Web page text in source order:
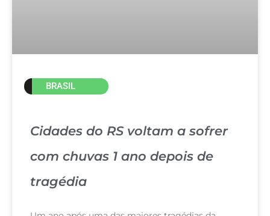
BRASIL
Cidades do RS voltam a sofrer
com chuvas 1 ano depois de
tragédia